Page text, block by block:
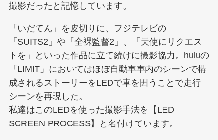
撮影だったと記憶しています。
「いだてん」を皮切りに、フジテレビの
「SUITS2」や「全裸監督2」、「天使にリクエス
トを」といった作品に立て続けに撮影協力。huluの
「LIMIT」においてはほぼ自動車車内のシーンで構
成されるストーリーをLEDで車を囲うことで走行
シーンを再現した。
私達はこのLEDを使った撮影手法を【LED
SCREEN PROCESS】と名付けています。